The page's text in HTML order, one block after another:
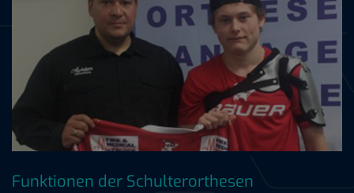
Funktionen der Schulterorthesen